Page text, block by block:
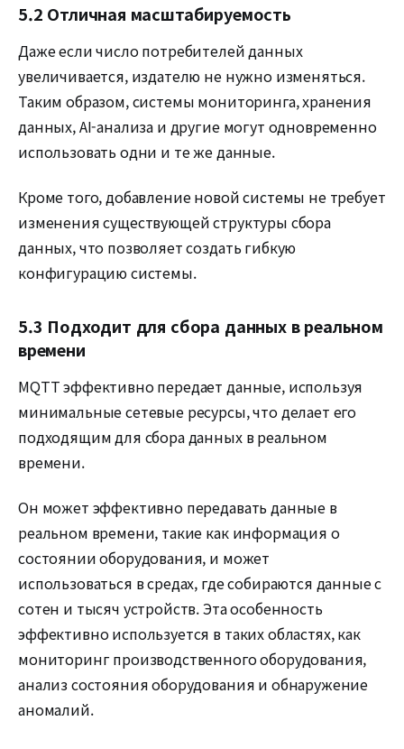
5.2 Отличная масштабируемость
Даже если число потребителей данных
увеличивается, издателю не нужно изменяться.
Таким образом, системы мониторинга, хранения
данных, AI-анализа и другие могут одновременно
использовать одни и те же данные.
Кроме того, добавление новой системы не требует
изменения существующей структуры сбора
данных, что позволяет создать гибкую
конфигурацию системы.
5.3 Подходит для сбора данных в реальном
времени
MQTT эффективно передает данные, используя
минимальные сетевые ресурсы, что делает его
подходящим для сбора данных в реальном
времени.
Он может эффективно передавать данные в
реальном времени, такие как информация о
состоянии оборудования, и может
использоваться в средах, где собираются данные с
сотен и тысяч устройств. Эта особенность
эффективно используется в таких областях, как
мониторинг производственного оборудования,
анализ состояния оборудования и обнаружение
аномалий.